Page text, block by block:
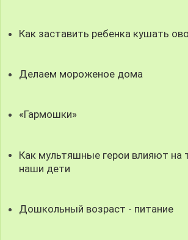
Как заставить ребенка кушать
Делаем мороженое дома
«Гармошки»
Как мультяшные герои влияют на
наши дети
Дошкольный возраст - питание